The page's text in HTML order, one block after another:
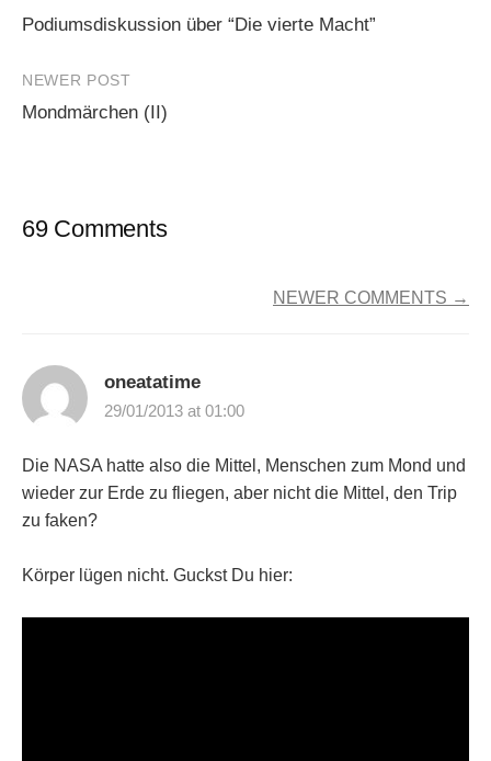
navigation
Podiumsdiskussion über “Die vierte Macht”
NEWER POST
Mondmärchen (II)
69 Comments
NEWER COMMENTS →
oneatatime
29/01/2013 at 01:00
Die NASA hatte also die Mittel, Menschen zum Mond und
wieder zur Erde zu fliegen, aber nicht die Mittel, den Trip
zu faken?
Körper lügen nicht. Guckst Du hier: